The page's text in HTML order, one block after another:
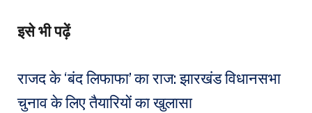
इसे भी पढ़ें
राजद के ‘बंद लिफाफा’ का राज: झारखंड विधानसभा
चुनाव के लिए तैयारियों का खुलासा